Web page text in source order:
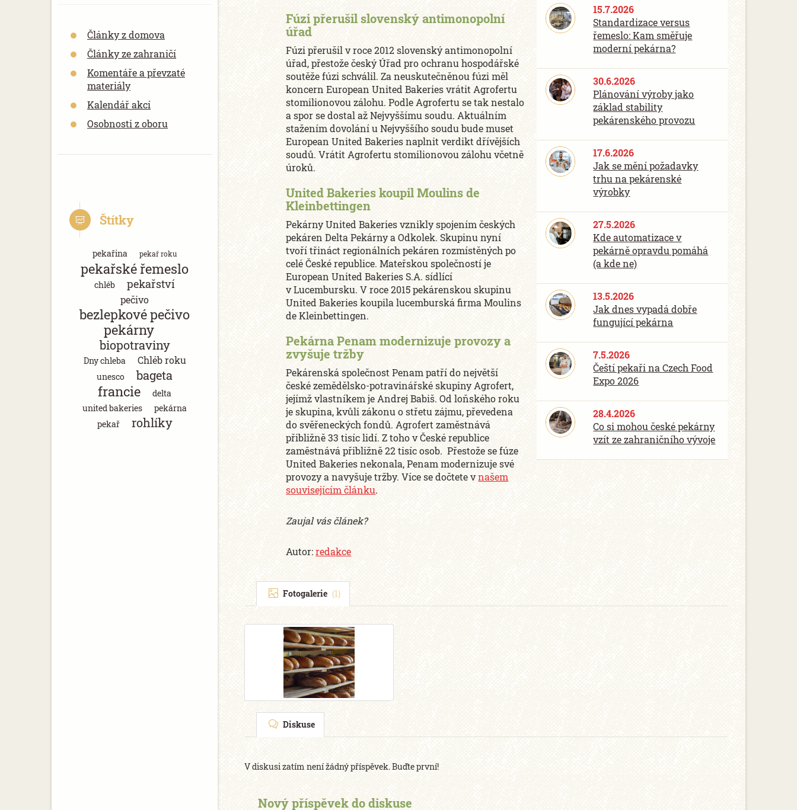
Články z domova
Články ze zahraničí
Komentáře a převzaté
materiály
Kalendář akcí
Osobnosti z oboru
Štítky
pekařina pekař roku
pekařské řemeslo
chléb pekařství
pečivo
bezlepkové pečivo
pekárny
biopotraviny
Dny chleba Chléb roku
unesco bageta
francie
delta
united bakeries
pekárna
pekař
rohlíky
15.7.2026
Standardizace versus
řemeslo: Kam směřuje
moderní pekárna?
30.6.2026
Plánování výroby jako
základ stability
pekárenského provozu
17.6.2026
Jak se mění požadavky
trhu na pekárenské
výrobky
27.5.2026
Kde automatizace v
pekárně opravdu pomáhá
(a kde ne)
13.5.2026
Jak dnes vypadá dobře
fungující pekárna
7.5.2026
Čeští pekaři na Czech Food
Expo 2026
28.4.2026
Co si mohou české pekárny
vzít ze zahraničního vývoje
Fúzi přerušil slovenský antimonopolní
úřad
Fúzi přerušil v roce 2012 slovenský antimonopolní
úřad, přestože český Úřad pro ochranu hospodářské
soutěže fúzi schválil. Za neuskutečněnou fúzi měl
koncern European United Bakeries vrátit Agrofertu
stomilionovou zálohu. Podle Agrofertu se tak nestalo
a spor se dostal až Nejvyššímu soudu. Aktuálním
stažením dovolání u Nejvyššího soudu bude muset
European United Bakeries naplnit verdikt dřívějších
soudů. Vrátit Agrofertu stomilionovou zálohu včetně
úroků.
United Bakeries koupil Moulins de
Kleinbettingen
Pekárny United Bakeries vznikly spojením českých
pekáren Delta Pekárny a Odkolek. Skupinu nyní
tvoří třináct regionálních pekáren rozmístěných po
celé České republice. Mateřskou společností je
European United Bakeries S.A. sídlící
v Lucembursku. V roce 2015 pekárenskou skupinu
United Bakeries koupila lucemburská firma Moulins
de Kleinbettingen.
Pekárna Penam modernizuje provozy a
zvyšuje tržby
Pekárenská společnost Penam patří do největší
české zemědělsko-potravinářské skupiny Agrofert,
jejímž vlastníkem je Andrej Babiš. Od loňského roku
je skupina, kvůli zákonu o střetu zájmu, převedena
do svěřeneckých fondů. Agrofert zaměstnává
přibližně 33 tisíc lidí. Z toho v České republice
zaměstnává přibližně 22 tisíc osob. Přestože se fúze
United Bakeries nekonala, Penam modernizuje své
provozy a navyšuje tržby. Více se dočtete vnašem
souvisejícím článku.
Zaujal vás článek?
Autor:redakce
Fotogalerie (1)
Diskuse
V diskusi zatím není žádný příspěvek. Buďte první!
Nový příspěvek do diskuse